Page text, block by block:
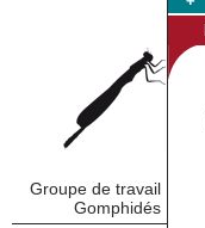
Groupe de travail
Gomphidés